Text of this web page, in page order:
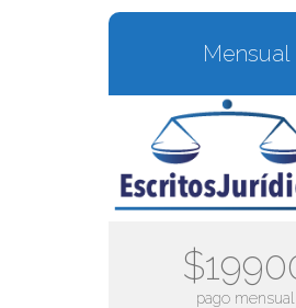
Mensual
pago mensual